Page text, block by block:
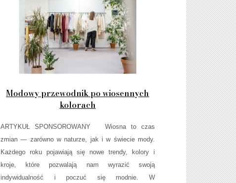
Modowy przewodnik po wiosennych
kolorach
ARTYKUŁ SPONSOROWANY Wiosna to czas
zmian — zarówno w naturze, jak i w świecie mody.
Każdego roku pojawiają się nowe trendy, kolory i
kroje, które pozwalają nam wyrazić swoją
indywidualność i poczuć się modnie. W